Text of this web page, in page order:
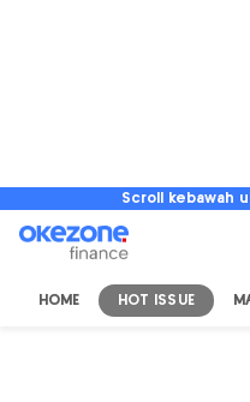
Scroll kebawah
HOME HOT ISSUE